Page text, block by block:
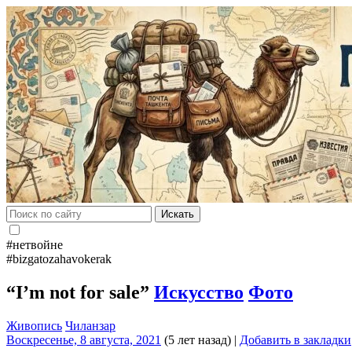
Искать
#нетвойне
#bizgatozahavokerak
“I’m not for sale” Искусство Фото
Живопись Чиланзар
Воскресенье, 8 августа, 2021 (5 лет назад) | Добавить в закладки